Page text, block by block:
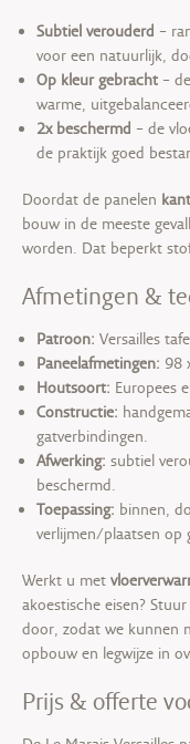
Subtiel verouderd –
voor een natuurlijk,
Op kleur gebracht–
warme,
2x beschermd – de
de praktijk goed
Doordat de panelen
bouw in de meeste
worden. Dat beperkt
Afmetingen &
Patroon: Versailles
Paneelafmetingen: 98
Houtsoort: Europees
Constructie:
gatverbindingen.
Afwerking: subtiel
beschermd.
Toepassing: binnen,
verlijmen/plaatsen op
Werkt u met
akoestische eisen?
door, zodat we kunnen
opbouw en legwijze in
Prijs & offerte